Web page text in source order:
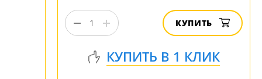
КУПИТЬ